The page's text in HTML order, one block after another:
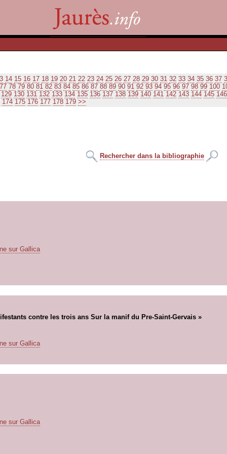
14 15 16 17 18 19 20 21 22 23 24 25 26 27 28 29 30 31 32 33 34 35 36 37
77 78 79 80 81 82 83 84 85 86 87 88 89 90 91 92 93 94 95 96 97 98 99 100
129 130 131 132 133 134 135 136 137 138 139 140 141 142 143 144 145 146
174 175 176 177 178 179 >>
Rechercher dans la bibliographie
sur Gallica
contre les trois ans Sur la manif du Pre-Saint-Gervais »
sur Gallica
sur Gallica